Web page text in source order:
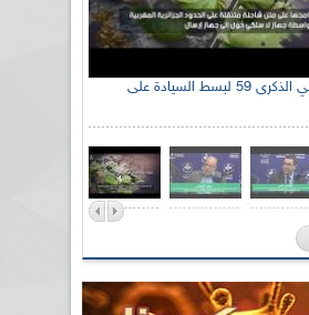
الإذاعة الجزائرية تحي الذكرى 59 لبسط السيادة على